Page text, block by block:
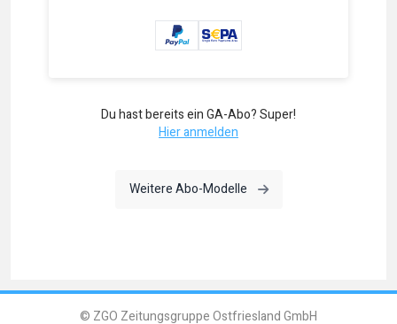
Du hast bereits ein GA-Abo? Super!
Hier anmelden
Weitere Abo-Modelle
© ZGO Zeitungsgruppe Ostfriesland GmbH